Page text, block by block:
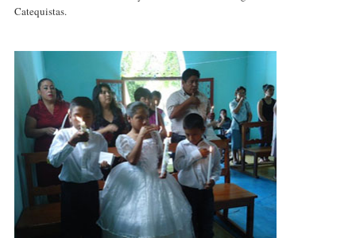
Catequistas.